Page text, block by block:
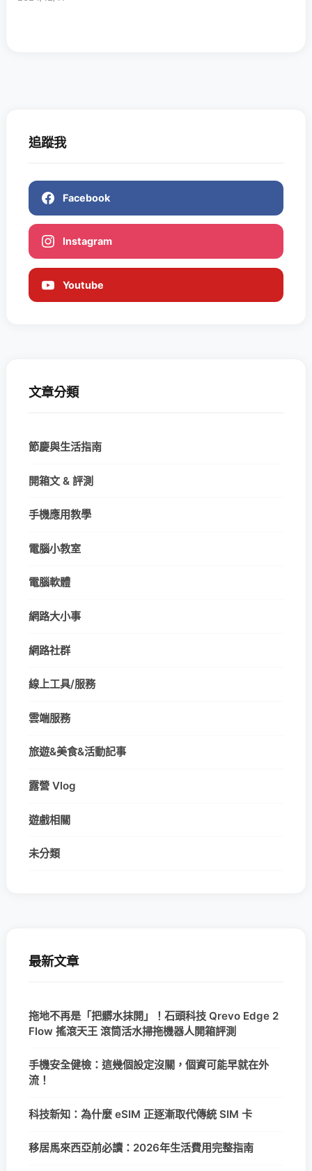
追蹤我
Facebook
Instagram
Youtube
文章分類
節慶與生活指南
開箱文 & 評測
手機應用教學
電腦小教室
電腦軟體
網路大小事
網路社群
線上工具/服務
雲端服務
旅遊&美食&活動記事
露營 Vlog
遊戲相關
未分類
最新文章
拖地不再是「把髒水抹開」！石頭科技 Qrevo Edge 2
Flow 搖滾天王 滾筒活水掃拖機器人開箱評測
手機安全健檢：這幾個設定沒關，個資可能早就在外
流！
科技新知：為什麼 eSIM 正逐漸取代傳統 SIM 卡
移居馬來西亞前必讀：2026年生活費用完整指南